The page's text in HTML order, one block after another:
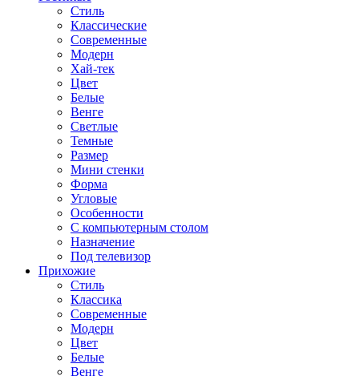
Стиль
Классические
Современные
Модерн
Хай-тек
Цвет
Белые
Венге
Светлые
Темные
Размер
Мини стенки
Форма
Угловые
Особенности
С компьютерным столом
Назначение
Под телевизор
Прихожие
Стиль
Классика
Современные
Модерн
Цвет
Белые
Венге